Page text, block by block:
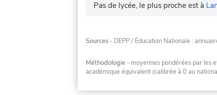
Pas de lycée, le plus proche est à
Sources - DEPP / Éducation Nationale :
Méthodologie - moyennes pondérées par les
académique équivalent (calibrée à 0 au